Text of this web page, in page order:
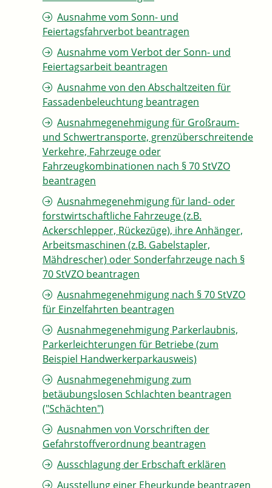
Ausnahme vom Sonn- und
Feiertagsfahrverbot beantragen
Ausnahme vom Verbot der Sonn- und
Feiertagsarbeit beantragen
Ausnahme von den Abschaltzeiten für
Fassadenbeleuchtung beantragen
Ausnahmegenehmigung für Großraum-
und Schwertransporte, grenzüberschreitende
Verkehre, Fahrzeuge oder
Fahrzeugkombinationen nach § 70 StVZO
beantragen
Ausnahmegenehmigung für land- oder
forstwirtschaftliche Fahrzeuge (z.B.
Ackerschlepper, Rückezüge), ihre Anhänger,
Arbeitsmaschinen (z.B. Gabelstapler,
Mähdrescher) oder Sonderfahrzeuge nach §
70 StVZO beantragen
Ausnahmegenehmigung nach § 70 StVZO
für Einzelfahrten beantragen
Ausnahmegenehmigung Parkerlaubnis,
Parkerleichterungen für Betriebe (zum
Beispiel Handwerkerparkausweis)
Ausnahmegenehmigung zum
betäubungslosen Schlachten beantragen
("Schächten")
Ausnahmen von Vorschriften der
Gefahrstoffverordnung beantragen
Ausschlagung der Erbschaft erklären
Ausstellung einer Eheurkunde beantragen